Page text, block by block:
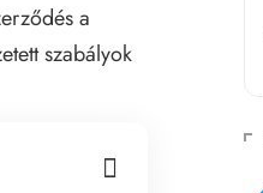
a
szabályok